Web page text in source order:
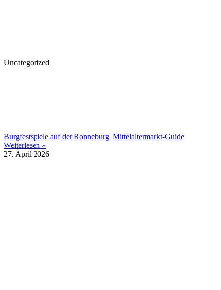
Uncategorized
Burgfestspiele auf der Ronneburg: Mittelaltermarkt-Guide
Weiterlesen »
27. April 2026